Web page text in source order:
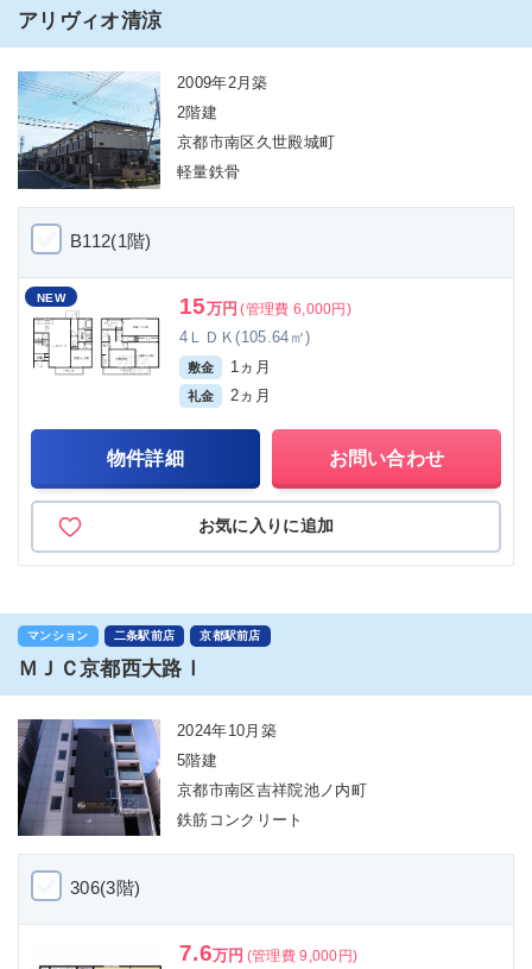
アリヴィオ清涼
2009年2月築
2階建
京都市南区久世殿城町
軽量鉄骨
B112(1階)
NEW 15万円 (管理費 6,000円)
4ＬＤＫ(105.64㎡)
敷金 1ヵ月
礼金 2ヵ月
物件詳細 お問い合わせ
お気に入りに追加
マンション 二条駅前店 京都駅前店
ＭＪＣ京都西大路Ⅰ
2024年10月築
5階建
京都市南区吉祥院池ノ内町
鉄筋コンクリート
306(3階)
7.6万円 (管理費 9,000円)